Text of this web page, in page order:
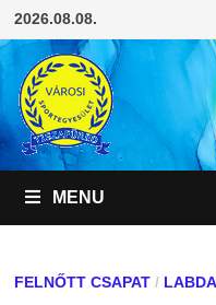
Skip
to
content
2026.08.08.
MENU
FELNŐTT CSAPAT/